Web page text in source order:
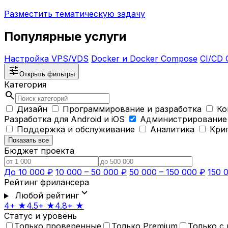
Разместить тематическую задачу
Популярные услуги
Настройка VPS/VDS Docker и Docker Compose CI/CD
tune Открыть фильтры
Категория
search
Дизайн Программирование и разработка
Разработка для Android и iOS
Администрирование
Поддержка и обслуживание
Аналитика
Показать все
Бюджет проекта
До 10 000 ₽ 10 000 – 50 000 ₽ 50 000 – 150 000 ₽ 150
Рейтинг фрилансера
Любой рейтингexpand_more
4+ ★4.5+ ★4.8+ ★
Статус и уровень